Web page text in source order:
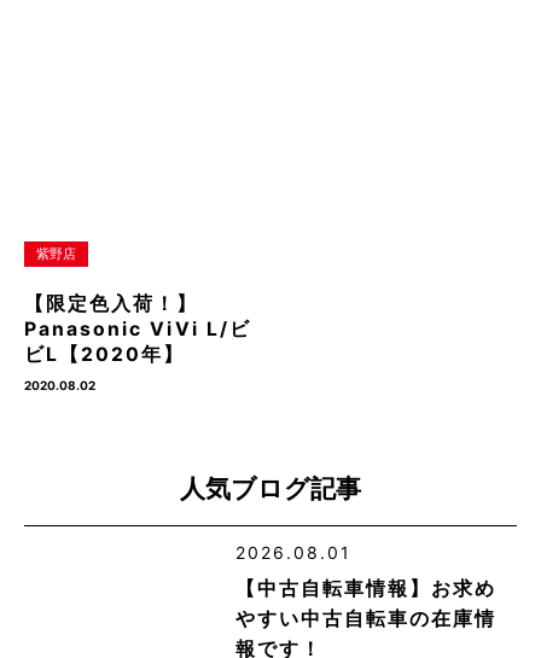
紫野店
【限定色入荷！】
Panasonic ViVi L/ビ
ビL【2020年】
2020.08.02
人気ブログ記事
2026.08.01
【中古自転車情報】お求め
やすい中古自転車の在庫情
報です！